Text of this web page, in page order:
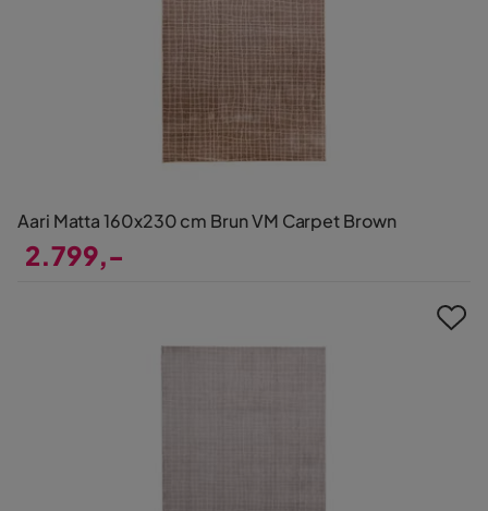
Aari Matta 160x230 cm Brun VM Carpet Brown
2.799,-